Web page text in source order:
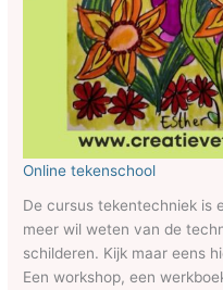
Online tekenschool
De cursus tekentechniek is
meer wil weten van de
schilderen. Kijk maar eens
Een workshop, een